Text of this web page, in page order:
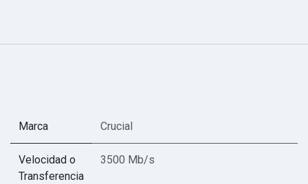
Marca Crucial
Velocidad o
Transferencia
3500 Mb/s